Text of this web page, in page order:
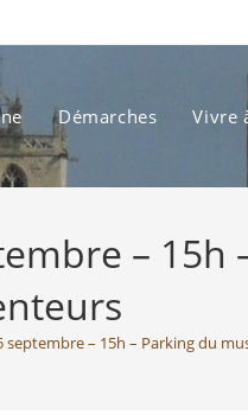
Démarches Vivre
– 15h
– 15h – Parking du